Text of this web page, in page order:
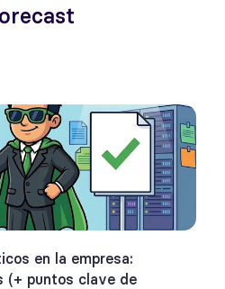
en la empresa:
(+ puntos clave de